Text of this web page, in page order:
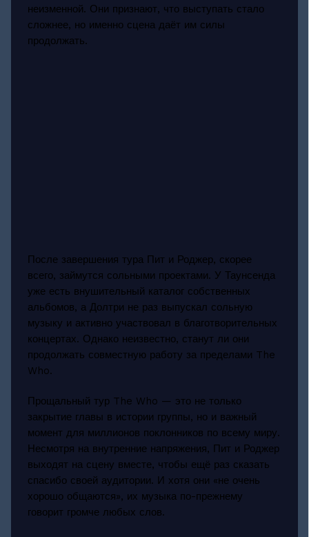
неизменной. Они признают, что выступать стало
сложнее, но именно сцена даёт им силы
продолжать.
После завершения тура Пит и Роджер, скорее
всего, займутся сольными проектами. У Таунсенда
уже есть внушительный каталог собственных
альбомов, а Долтри не раз выпускал сольную
музыку и активно участвовал в благотворительных
концертах. Однако неизвестно, станут ли они
продолжать совместную работу за пределами The
Who.
Прощальный тур The Who — это не только
закрытие главы в истории группы, но и важный
момент для миллионов поклонников по всему миру.
Несмотря на внутренние напряжения, Пит и Роджер
выходят на сцену вместе, чтобы ещё раз сказать
спасибо своей аудитории. И хотя они «не очень
хорошо общаются», их музыка по-прежнему
говорит громче любых слов.